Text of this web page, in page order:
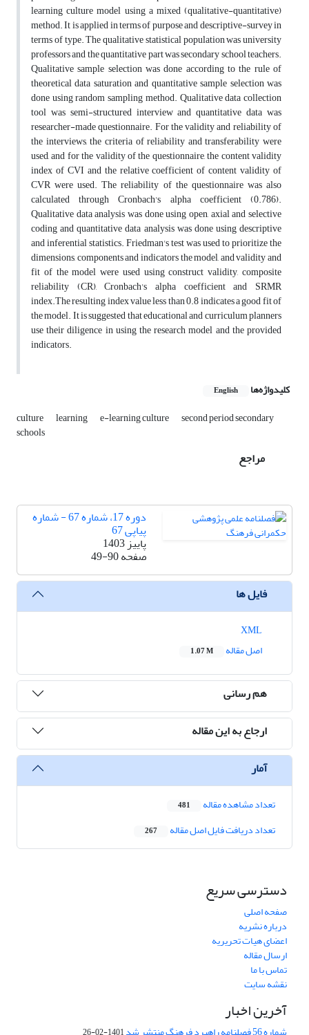
learning culture model using a mixed (qualitative-quantitative)
method. It is applied in terms of purpose and descriptive-survey in
terms of type. The qualitative statistical population was university
professors and the quantitative part was secondary school teachers.
Qualitative sample selection was done according to the rule of
theoretical data saturation and quantitative sample selection was
done using random sampling method. Qualitative data collection
tool was semi-structured interview and quantitative data was
researcher-made questionnaire. For the validity and reliability of
the interviews, the criteria of reliability and transferability were
used, and for the validity of the questionnaire, the content validity
index of CVI and the relative coefficient of content validity of
CVR were used. The reliability of the questionnaire was also
calculated through Cronbach's alpha coefficient (0.786).
Qualitative data analysis was done using open, axial and selective
coding and quantitative data analysis was done using descriptive
and inferential statistics. Friedman's test was used to prioritize the
dimensions, components and indicators the model, and validity and
fit of the model were used using construct validity, composite
reliability (CR), Cronbach's alpha coefficient and SRMR
index.The resulting index value less than 0.8 indicates a good fit of
the model. It is suggested that educational and curriculum planners
use their diligence in using the research model and the provided
indicators.
کلیدواژه‌ها English
culture learning e-learning culture second period secondary
schools
مراجع
دوره 17، شماره 67 - شماره
پیاپی 67
پاییز 1403
صفحه49-90
فایل ها
اصل مقاله
1.07 M
هم رسانی
ارجاع به این مقاله
آمار
تعداد مشاهده مقاله 481
تعداد دریافت فایل اصل مقاله 267
دسترسی سریع
صفحه اصلی
درباره نشریه
اعضای هیات تحریریه
ارسال مقاله
تماس با ما
نقشه سایت
آخرین اخبار